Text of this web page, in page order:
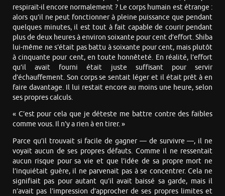
respirait-il encore normalement ? Le corps humain est étrange :
alors qu’il ne peut fonctionner à pleine puissance que pendant
quelques minutes, il est tout à fait capable de courir pendant
plus de deux heures à environ soixante pour cent d’effort. Shiba
lui-même ne s’était pas battu à soixante pour cent, mais plutôt
à cinquante pour cent, en toute honnêteté. En réalité, l’effort
qu’il avait fourni était juste suffisant pour servir
d’échauffement. Son corps se sentait léger et il était prêt à en
faire davantage. Il lui restait encore au moins une heure, selon
ses propres calculs.
« C’est pour cela que je déteste me battre contre des faibles
comme vous. Il n’y a rien à en tirer. »
Parce qu’il trouvait si facile de gagner — de survivre —, il ne
voyait aucun de ses propres défauts. Comme il ne ressentait
aucun risque pour sa vie et que l’idée de sa propre mort ne
l’inquiétait guère, il ne parvenait pas à se concentrer. Cela ne
signifiait pas pour autant qu’il avait baissé sa garde, mais il
n’avait pas l’impression d’approcher de ses propres limites et